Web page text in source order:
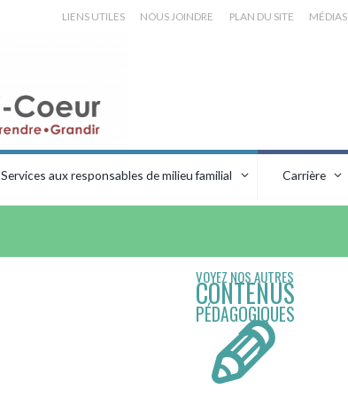
LIENS UTILES NOUS JOINDRE PLAN DU SITE MÉDIAS
Services aux responsables de milieu familial Carrière
VOYEZ NOS AUTRES
CONTENUS
PÉDAGOGIQUES